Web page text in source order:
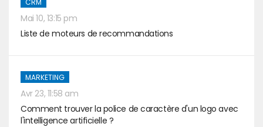
Mai 10, 13:15 pm
Liste de moteurs de recommandations
MARKETING
Avr 23, 11:58 am
Comment trouver la police de caractère d'un logo avec
l'intelligence artificielle ?